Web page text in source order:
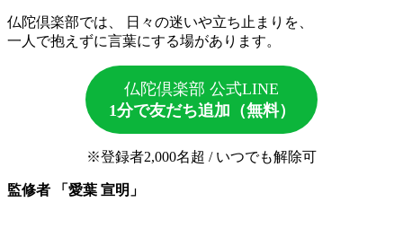
仏陀倶楽部では、 日々の迷いや立ち止まりを、
一人で抱えずに言葉にする場があります。
仏陀倶楽部 公式LINE
1分で友だち追加（無料）
※登録者2,000名超 / いつでも解除可
監修者 「愛葉 宣明」